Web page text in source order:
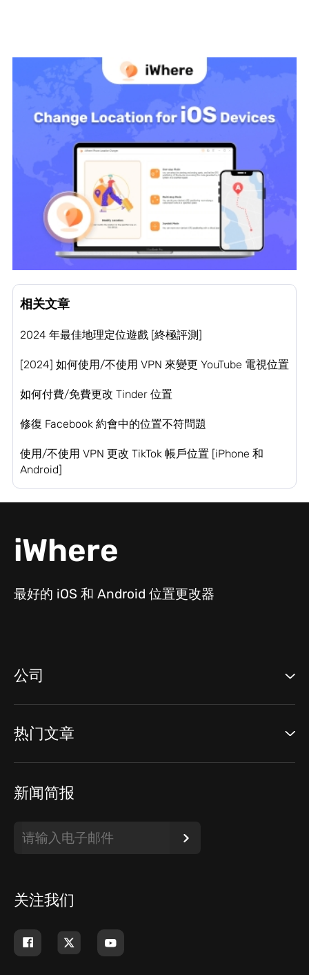
相关文章
2024 年最佳地理定位遊戲 [終極評測]
[2024] 如何使用/不使用 VPN 來變更 YouTube 電視位置
如何付費/免費更改 Tinder 位置
修復 Facebook 約會中的位置不符問題
使用/不使用 VPN 更改 TikTok 帳戶位置 [iPhone 和
Android]
iWhere
最好的 iOS 和 Android 位置更改器
公司
热门文章
新闻简报
关注我们